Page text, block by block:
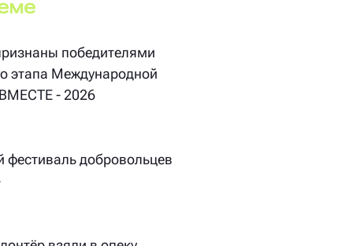
победителями
этапа Международной
- 2026
фестиваль добровольцев